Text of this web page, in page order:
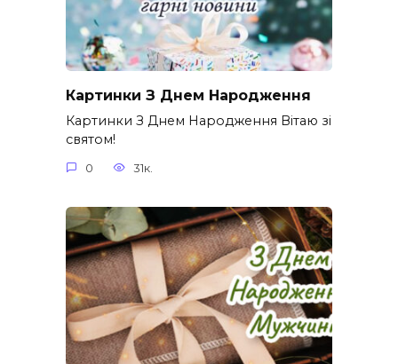
Картинки З Днем Народження
Картинки З Днем Народження Вітаю зі
святом!
0 31к.